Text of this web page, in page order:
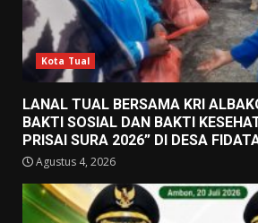
Kota Tual
LANAL TUAL BERSAMA KRI
BAKTI SOSIAL DAN BAKTI
PRISAI SURA 2026” DI DESA
Agustus 4, 2026